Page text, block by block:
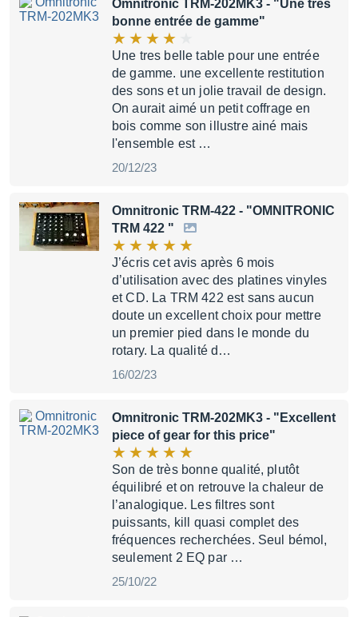
Omnitronic TRM-202MK3 - "Une très
bonne entrée de gamme"
Une tres belle table pour une entrée
de gamme. une excellente restitution
des sons et un jolie travail de design.
On aurait aimé un petit coffrage en
bois comme son illustre ainé mais
l'ensemble est …
20/12/23
Omnitronic TRM-422 - "OMNITRONIC
TRM 422 "
J’écris cet avis après 6 mois
d’utilisation avec des platines vinyles
et CD. La TRM 422 est sans aucun
doute un excellent choix pour mettre
un premier pied dans le monde du
rotary. La qualité d…
16/02/23
Omnitronic TRM-202MK3 - "Excellent
piece of gear for this price"
Son de très bonne qualité, plutôt
équilibré et on retrouve la chaleur de
l’analogique. Les filtres sont
puissants, kill quasi complet des
fréquences recherchées. Seul bémol,
seulement 2 EQ par …
25/10/22